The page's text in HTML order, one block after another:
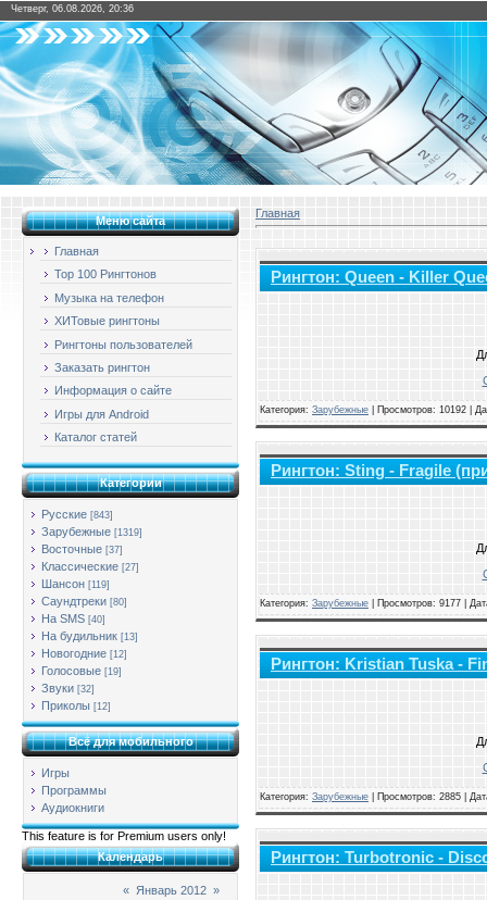
Четверг, 06.08.2026, 20:36
Меню сайта
Главная
Top 100 Рингтонов
Музыка на телефон
ХИТовые рингтоны
Рингтоны пользователей
Заказать рингтон
Информация о сайте
Игры для Android
Каталог статей
Категории
Русские [843]
Зарубежные [1319]
Восточные [37]
Классические [27]
Шансон [119]
Саундтреки [80]
На SMS [40]
На будильник [13]
Новогодние [12]
Голосовые [19]
Звуки [32]
Приколы [12]
Всё для мобильного
Игры
Программы
Аудиокниги
This feature is for Premium users only!
Календарь
« Январь 2012 »
Главная
Рингтон: Queen - Killer
Категория: Зарубежные Просмотров: 10192 |
Рингтон: Sting - Fragile
Категория: Зарубежные Просмотров: 9177 |
Рингтон: Kristian Tuska -
Категория: Зарубежные Просмотров: 2885 |
Рингтон: Turbotronic -